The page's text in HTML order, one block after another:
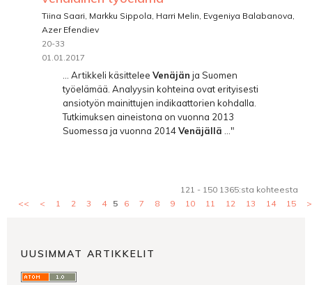
Tiina Saari, Markku Sippola, Harri Melin, Evgeniya Balabanova,
Azer Efendiev
20-33
01.01.2017
... Artikkeli käsittelee Venäjän ja Suomen
työelämää. Analyysin kohteina ovat erityisesti
ansiotyön mainittujen indikaattorien kohdalla.
Tutkimuksen aineistona on vuonna 2013
Suomessa ja vuonna 2014Venäjällä ..."
121 - 150 1365:sta kohteesta
<<
< 1 2 3 4 5 6 7 8 9 10 11 12 13 14 15 >
UUSIMMAT ARTIKKELIT